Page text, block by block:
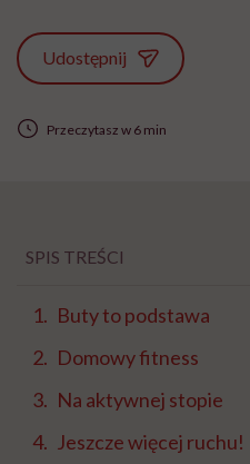
Udostępnij
Przeczytasz w 6 min
SPIS TREŚCI
Buty to podstawa
Domowy fitness
Na aktywnej stopie
Jeszcze więcej ruchu!